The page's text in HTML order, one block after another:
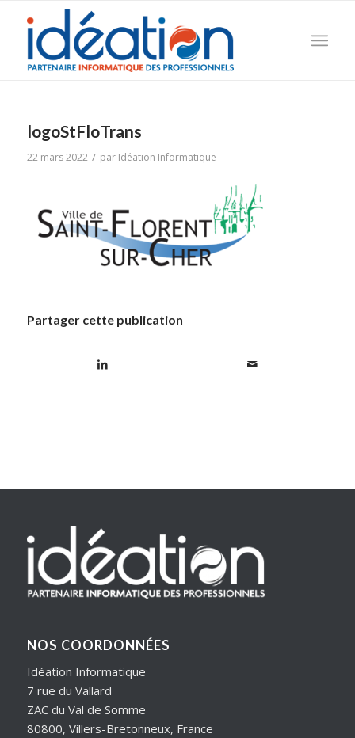
logoStFloTrans
22 mars 2022 / par Idéation Informatique
Partager cette publication
NOS COORDONNÉES
Idéation Informatique
7 rue du Vallard
ZAC du Val de Somme
80800, Villers-Bretonneux, France